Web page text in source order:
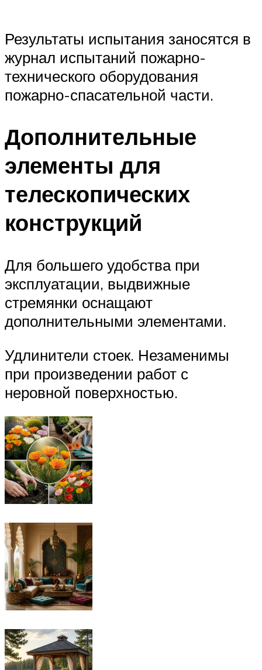
Результаты испытания заносятся в
журнал испытаний пожарно-
технического оборудования
пожарно-спасательной части.
Дополнительные
элементы для
телескопических
конструкций
Для большего удобства при
эксплуатации, выдвижные
стремянки оснащают
дополнительными элементами.
Удлинители стоек. Незаменимы
при произведении работ с
неровной поверхностью.